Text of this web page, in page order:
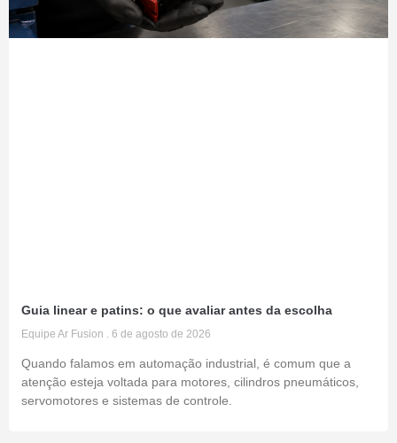
Guia linear e patins: o que avaliar antes da escolha
Equipe Ar Fusion 6 de agosto de 2026
Quando falamos em automação industrial, é comum que a
atenção esteja voltada para motores, cilindros pneumáticos,
servomotores e sistemas de controle.